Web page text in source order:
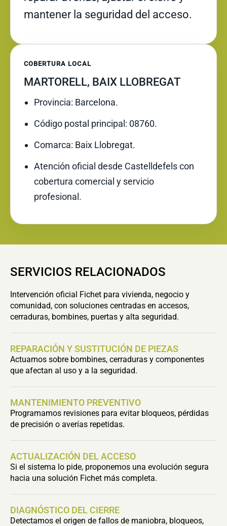
mantener la seguridad del acceso.
COBERTURA LOCAL
MARTORELL, BAIX LLOBREGAT
Provincia: Barcelona.
Código postal principal: 08760.
Comarca: Baix Llobregat.
Atención oficial desde Castelldefels con
cobertura comercial y servicio
profesional.
SERVICIOS RELACIONADOS
Intervención oficial Fichet para vivienda, negocio y
comunidad, con soluciones centradas en accesos,
cerraduras, bombines, puertas y alta seguridad.
REPARACIÓN Y SUSTITUCIÓN DE PIEZAS
Actuamos sobre bombines, cerraduras y componentes
que afectan al uso y a la seguridad.
MANTENIMIENTO PREVENTIVO
Programamos revisiones para evitar bloqueos, pérdidas
de precisión o averías repetidas.
ACTUALIZACIÓN DEL ACCESO
Si el sistema lo pide, proponemos una evolución segura
hacia una solución Fichet más completa.
DIAGNÓSTICO DEL CIERRE
Detectamos el origen de fallos de maniobra, bloqueos,